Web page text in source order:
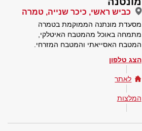
כביש ראשי, כיכר שנייה, טמרה
מסעדת מונתנה הממוקמת בטמרה
מתמחה באוכל מהמטבח האיטלקי,
המטבח האסייאתי והמטבח המזרחי.
הצג טלפון
לאתר
המלצות